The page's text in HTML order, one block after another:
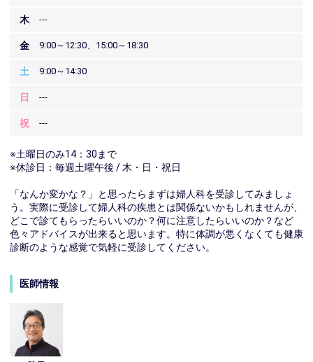
木 ---
金 9:00～12:30、15:00～18:30
土 9:00～14:30
日 ---
祝 ---
※土曜日のみ14：30まで
※休診日：毎週土曜午後 / 木・日・祝日
「なんか変かな？」と思ったらまずは婦人科を受診してみましょ
う。実際に受診して婦人科の疾患とは関係ないかもしれませんが、
どこで診てもらったらいいのか？何に注意したらいいのか？など
色々アドバイスが出来ると思います。特に体調が悪くなくても健康
診断のような感覚で気軽に受診してください。
医師情報